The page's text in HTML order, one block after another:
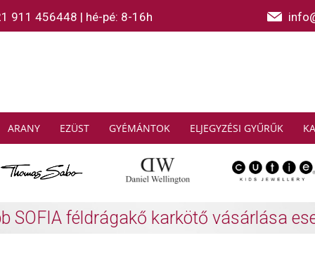
911 456448 | hé-pé: 8-16h
ARANY EZÜST GYÉMÁNTOK ELJEGYZÉSI GYŰRŰK
SABO: Gyűjtsön és spóroljon További